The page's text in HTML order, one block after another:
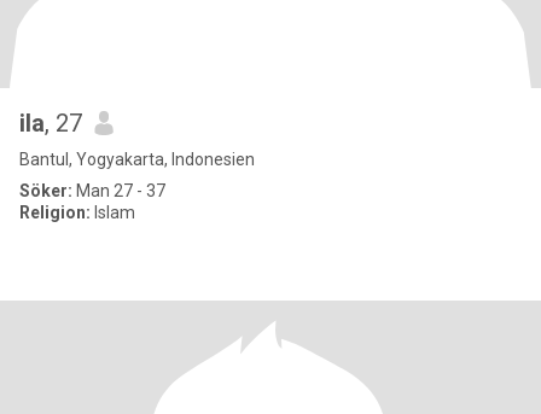
ila, 27
Bantul, Yogyakarta, Indonesien
Söker: Man 27 - 37
Religion: Islam